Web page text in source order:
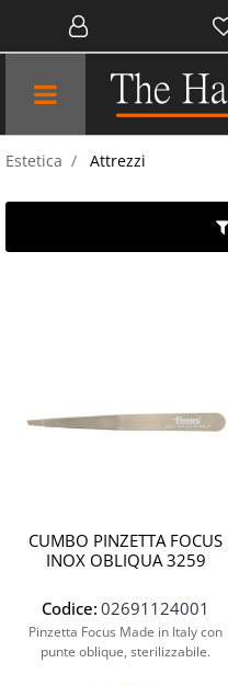
Open menu
Estetica Attrezzi
CUMBO PINZETTA FOCUS
INOX OBLIQUA 3259
Codice: 02691124001
Pinzetta Focus Made in Italy con
punte oblique, sterilizzabile.